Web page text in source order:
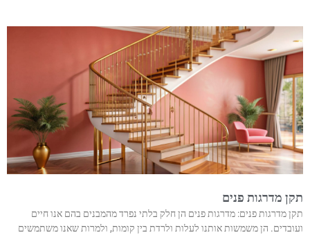
מדרגות פנים
מדרגות פנים: מדרגות פנים הן חלק בלתי נפרד מהמבנים בהם אנו חיים
הן משמשות אותנו לעלות ולרדת בין קומות, ולמרות שאנו משתמשים